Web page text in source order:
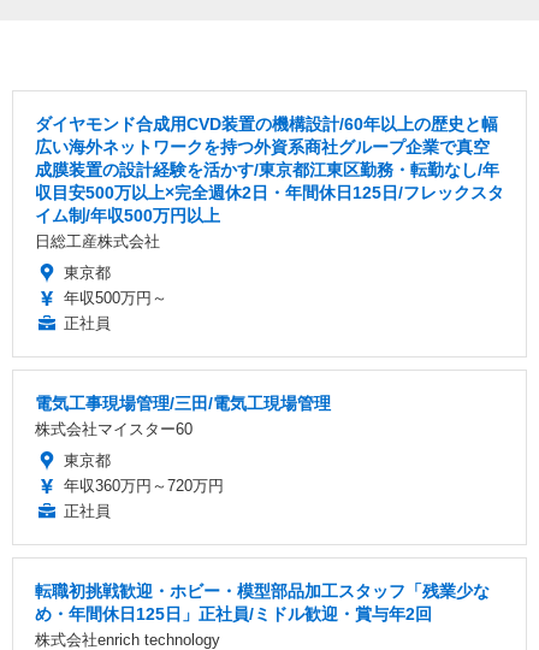
ダイヤモンド合成用CVD装置の機構設計/60年以上の歴史と幅
広い海外ネットワークを持つ外資系商社グループ企業で真空
成膜装置の設計経験を活かす/東京都江東区勤務・転勤なし/年
収目安500万以上×完全週休2日・年間休日125日/フレックスタ
イム制/年収500万円以上
日総工産株式会社
東京都
年収500万円～
正社員
電気工事現場管理/三田/電気工現場管理
株式会社マイスター60
東京都
年収360万円～720万円
正社員
転職初挑戦歓迎・ホビー・模型部品加工スタッフ「残業少な
め・年間休日125日」正社員/ミドル歓迎・賞与年2回
株式会社enrich technology